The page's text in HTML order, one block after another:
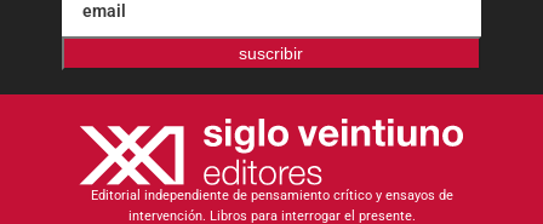
suscribir
Editorial independiente de pensamiento crítico y ensayos de
intervención. Libros para interrogar el presente.